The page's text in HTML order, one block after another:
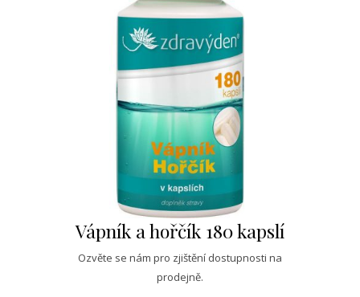
Vápník a hořčík 180 kapslí
Ozvěte se nám pro zjištění dostupnosti na
prodejně.